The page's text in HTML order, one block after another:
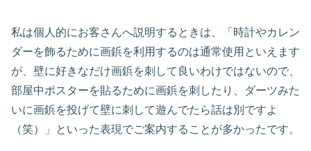
私は個人的にお客さんへ説明するときは、「時計やカレン
ダーを飾るために画鋲を利用するのは通常使用といえます
が、壁に好きなだけ画鋲を刺して良いわけではないので、
部屋中ポスターを貼るために画鋲を刺したり、ダーツみた
いに画鋲を投げて壁に刺して遊んでたら話は別ですよ
（笑）」といった表現でご案内することが多かったです。